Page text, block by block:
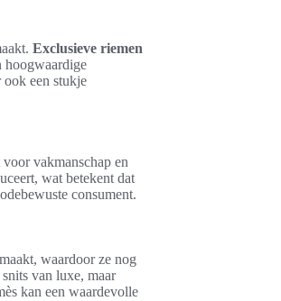
Exclusieve riemen
hoogwaardige
ook een stukje
vakmanschap en
wat betekent dat
consument.
waardoor ze nog
van luxe, maar
kan een waardevolle